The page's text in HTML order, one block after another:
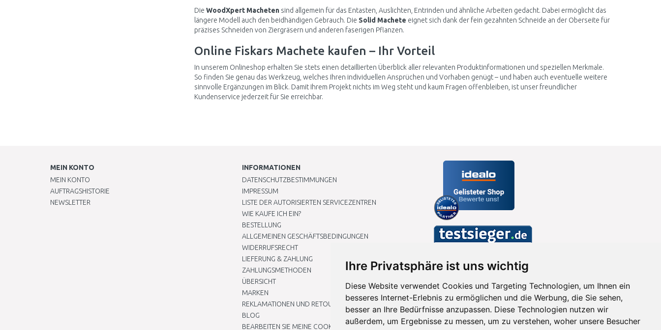
Ihre Privatsphäre ist uns wichtig
Diese Website verwendet Cookies und Targeting Technologien, um Ihnen ein
besseres Internet-Erlebnis zu ermöglichen und die Werbung, die Sie sehen,
besser an Ihre Bedürfnisse anzupassen. Diese Technologien nutzen wir
außerdem, um Ergebnisse zu messen, um zu verstehen, woher unsere Besucher
Die WoodXpert Machetensind allgemein für das Entasten, Auslichten, Entrinden und ähnliche Arbeiten gedacht. Dabei ermöglicht das
längere Modell auch den beidhändigen Gebrauch. Die Solid Machete eignet sich dank der fein gezahnten Schneide an der Oberseite für
präzises Schneiden von Ziergräsern und anderen faserigen Pflanzen.
Online Fiskars Machete kaufen – Ihr Vorteil
In unserem Onlineshop erhalten Sie stets einen detaillierten Überblick aller relevanten Produktinformationen und speziellen Merkmale.
So finden Sie genau das Werkzeug, welches Ihren individuellen Ansprüchen und Vorhaben genügt – und haben auch eventuelle weitere
sinnvolle Ergänzungen im Blick. Damit Ihrem Projekt nichts im Weg steht und kaum Fragen offenbleiben, ist unser freundlicher
Kundenservice jederzeit für Sie erreichbar.
MEIN KONTO
MEIN KONTO
AUFTRAGSHISTORIE
NEWSLETTER
INFORMATIONEN
DATENSCHUTZBESTIMMUNGEN
IMPRESSUM
LISTE DER AUTORISIERTEN SERVICEZENTREN
WIE KAUFE ICH EIN?
BESTELLUNG
ALLGEMEINEN GESCHÄFTSBEDINGUNGEN
WIDERRUFSRECHT
LIEFERUNG & ZAHLUNG
ZAHLUNGSMETHODEN
ÜBERSICHT
MARKEN
REKLAMATIONEN UND RETOUREN
BLOG
BEARBEITEN SIE MEINE COOKIE-EINSTELLUNGEN